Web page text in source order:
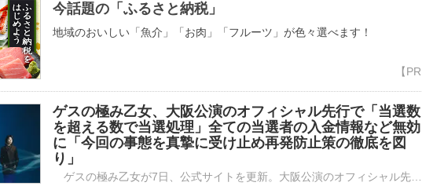
今話題の「ふるさと納税」
地域のおいしい「魚介」「お肉」「フルーツ」が色々選べます！
ゲスの極み乙女、大阪公演のオフィシャル先行で「当選数
を超える数で当選処理」全ての当選者の入金情報など無効
に「今回の事態を真摯に受け止め再発防止策の徹底を図
り」